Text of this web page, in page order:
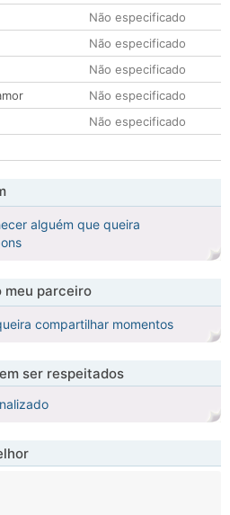
Não especificado
Não especificado
Não especificado
Não especificado
Não especificado
alguém que queira
meu parceiro
compartilhar momentos
ser respeitados